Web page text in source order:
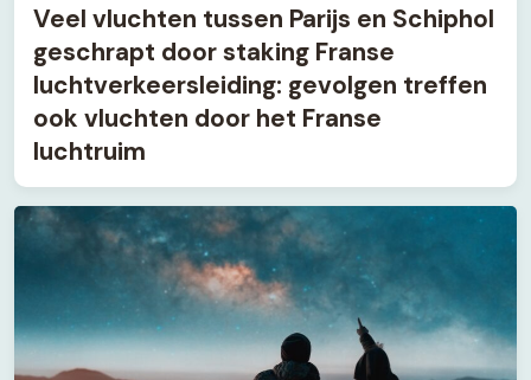
Veel vluchten tussen Parijs en Schiphol
geschrapt door staking Franse
luchtverkeersleiding: gevolgen treffen
ook vluchten door het Franse
luchtruim